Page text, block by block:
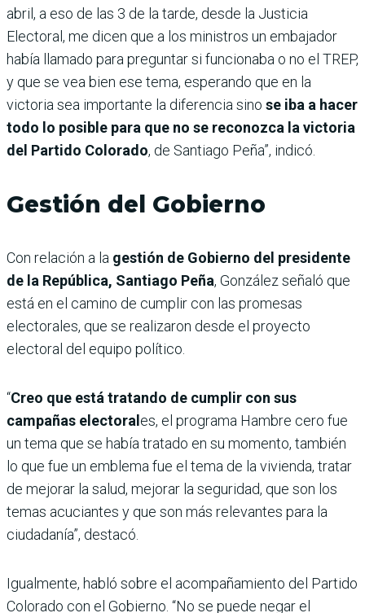
abril, a eso de las 3 de la tarde, desde la Justicia
Electoral, me dicen que a los ministros un embajador
había llamado para preguntar si funcionaba o no el TREP,
y que se vea bien ese tema, esperando que en la
victoria sea importante la diferencia sino se iba a hacer
todo lo posible para que no se reconozca la victoria
del Partido Colorado, de Santiago Peña”, indicó.
Gestión del Gobierno
Con relación a la gestión de Gobierno del presidente
de la República, Santiago Peña, González señaló que
está en el camino de cumplir con las promesas
electorales, que se realizaron desde el proyecto
electoral del equipo político.
“Creo que está tratando de cumplir con sus
campañas electorales, el programa Hambre cero fue
un tema que se había tratado en su momento, también
lo que fue un emblema fue el tema de la vivienda, tratar
de mejorar la salud, mejorar la seguridad, que son los
temas acuciantes y que son más relevantes para la
ciudadanía”, destacó.
Igualmente, habló sobre el acompañamiento del Partido
Colorado con el Gobierno. “No se puede negar el